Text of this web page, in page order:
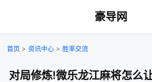
豪导网
首页 > 资讯中心 > 胜率交流
对局修炼!微乐龙江麻将怎么